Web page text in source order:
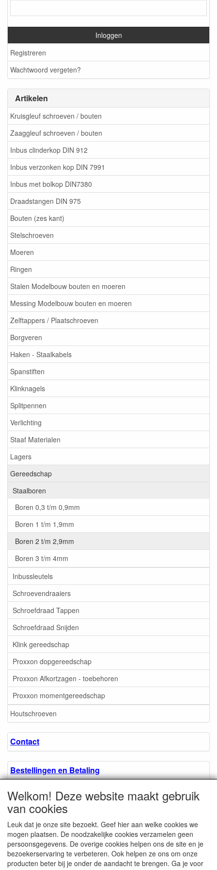
Inloggen
Registreren
Wachtwoord vergeten?
Artikelen
Kruisgleuf schroeven / bouten
Zaaggleuf schroeven / bouten
Inbus clinderkop DIN 912
Inbus verzonken kop DIN 7991
Inbus met bolkop DIN7380
Draadstangen DIN 975
Bouten (zes kant)
Stelschroeven
Moeren
Ringen
Stalen Modelbouw bouten en moeren
Messing Modelbouw bouten en moeren
Zelftappers / Plaatschroeven
Borgveren
Haken - Staalkabels
Spanstiften
Klinknagels
Splitpennen
Verlichting
Staaf Materialen
Lagers
Gereedschap
Staalboren
Boren 0,3 t/m 0,9mm
Boren 1 t/m 1,9mm
Boren 2 t/m 2,9mm
Boren 3 t/m 4mm
Inbussleutels
Schroevendraaiers
Schroefdraad Tappen
Schroefdraad Snijden
Klink gereedschap
Proxxon dopgereedschap
Proxxon Afkortzagen - toebehoren
Proxxon momentgereedschap
Houtschroeven
Contact
Bestellingen en Betaling
Algemene voorwaarden
Over ons.
Privacyverklaring
Welkom! Deze website maakt gebruik
van cookies
Leuk dat je onze site bezoekt. Geef hier aan welke cookies we
mogen plaatsen. De noodzakelijke cookies verzamelen geen
persoonsgegevens. De overige cookies helpen ons de site en je
bezoekerservaring te verbeteren. Ook helpen ze ons om onze
producten beter bij je onder de aandacht te brengen. Ga je voor